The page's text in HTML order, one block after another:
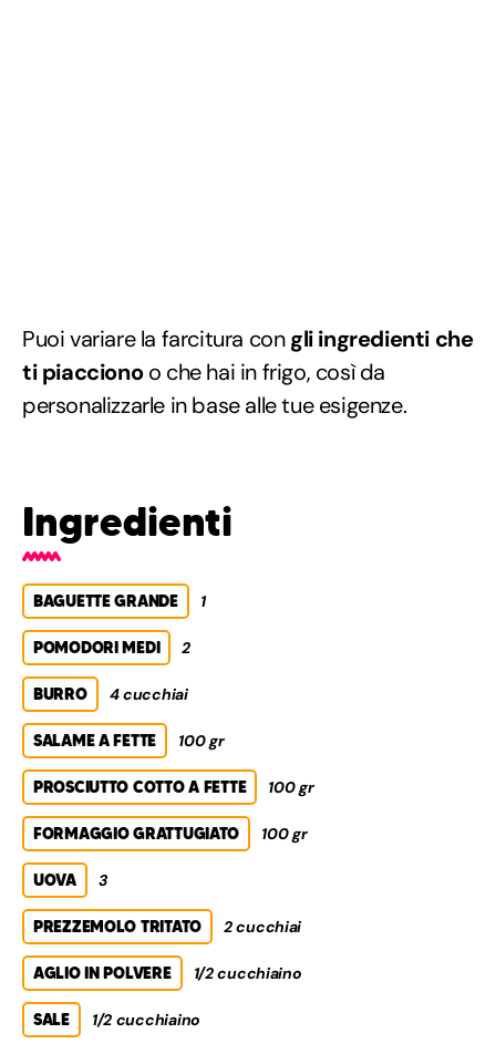
Puoi variare la farcitura congli ingredienti che
ti piaccionoo che hai in frigo, così da
personalizzarle in base alle tue esigenze.
Ingredienti
BAGUETTE GRANDE 1
POMODORI MEDI 2
BURRO 4 cucchiai
SALAME A FETTE 100 gr
PROSCIUTTO COTTO A FETTE 100 gr
FORMAGGIO GRATTUGIATO 100 gr
UOVA 3
PREZZEMOLO TRITATO 2 cucchiai
AGLIO IN POLVERE 1/2 cucchiaino
SALE 1/2 cucchiaino